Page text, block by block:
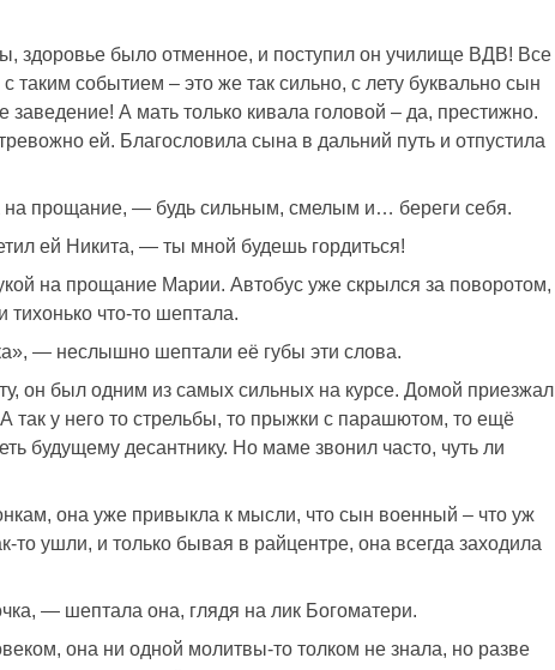
здоровье было отменное, и поступил он училище ВДВ! Все
таким событием – это же так сильно, с лету буквально сын
заведение! А мать только кивала головой – да, престижно.
ей. Благословила сына в дальний путь и отпустила
прощание, — будь сильным, смелым и… береги себя.
ей Никита, — ты мной будешь гордиться!
на прощание Марии. Автобус уже скрылся за поворотом,
тихонько что-то шептала.
— неслышно шептали её губы эти слова.
он был одним из самых сильных на курсе. Домой приезжал
А так у него то стрельбы, то прыжки с парашютом, то ещё
будущему десантнику. Но маме звонил часто, чуть ли
она уже привыкла к мысли, что сын военный – что уж
то ушли, и только бывая в райцентре, она всегда заходила
— шептала она, глядя на лик Богоматери.
она ни одной молитвы-то толком не знала, но разве